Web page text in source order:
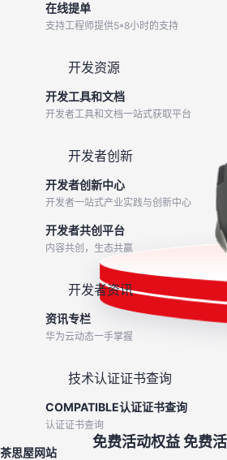
在线提单
支持工程师提供5*8小时的支持
开发资源
开发工具和文档
开发者工具和文档一站式获取平台
开发者创新
开发者创新中心
开发者一站式产业实践与创新中心
开发者共创平台
内容共创，生态共赢
开发者资讯
资讯专栏
华为云动态一手掌握
技术认证证书查询
COMPATIBLE认证证书查询
认证证书查询
茶思屋网站
免费活动权益免费